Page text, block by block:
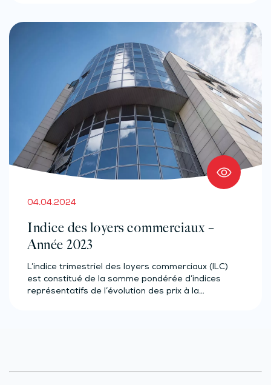
04.04.2024
Indice des loyers commerciaux –
Année 2023
L’indice trimestriel des loyers commerciaux (ILC)
est constitué de la somme pondérée d’indices
représentatifs de l’évolution des prix à la…